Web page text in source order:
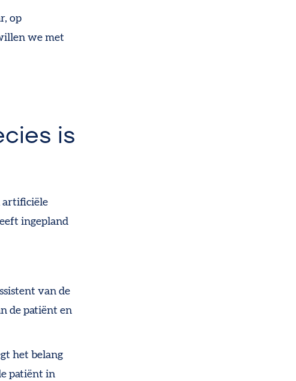
op
we met
is
artificiële
ingepland
van de
de patiënt en
het belang
patiënt in